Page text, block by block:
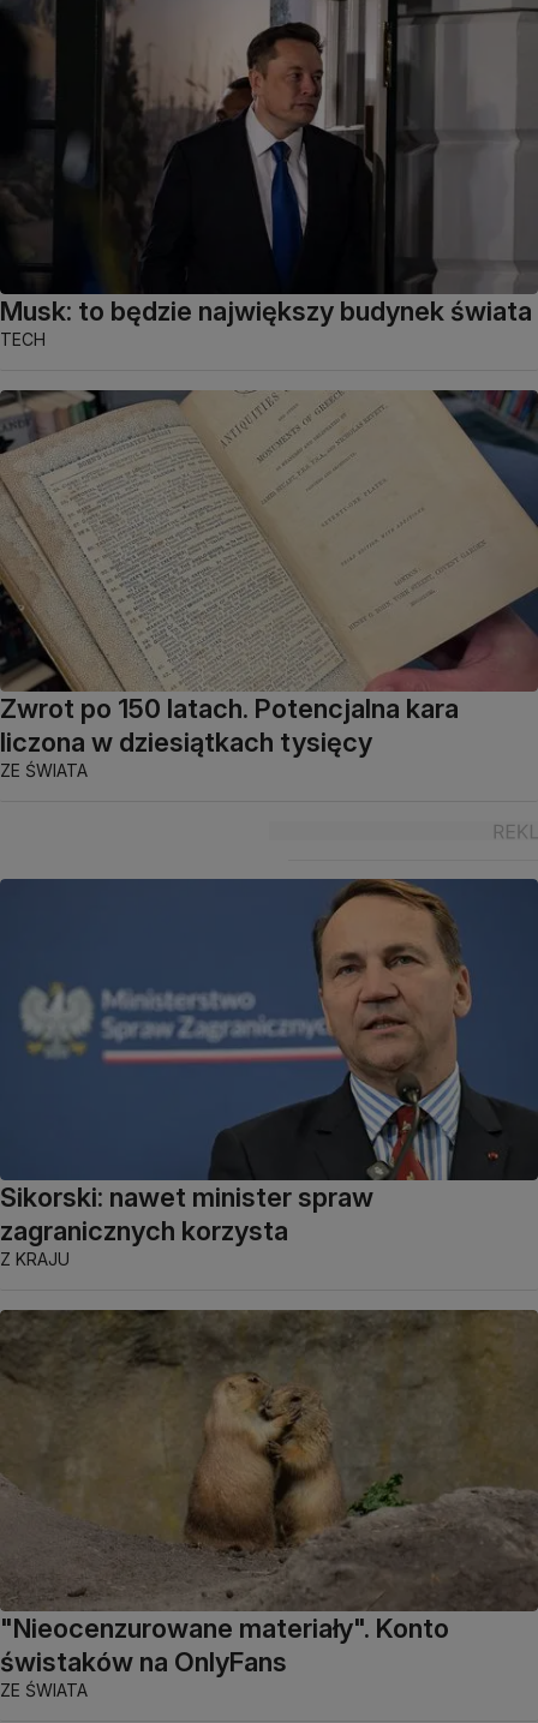
Musk: to będzie największy budynek świata
TECH
Zwrot po 150 latach. Potencjalna kara
liczona w dziesiątkach tysięcy
ZE ŚWIATA
Sikorski: nawet minister spraw
zagranicznych korzysta
Z KRAJU
"Nieocenzurowane materiały". Konto
świstaków na OnlyFans
ZE ŚWIATA